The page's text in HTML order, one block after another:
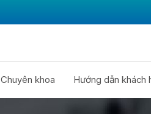
Chuyên khoa Hướng dẫn khách